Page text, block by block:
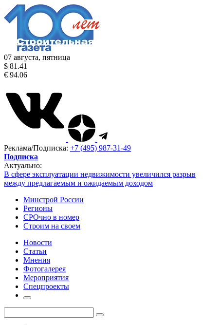
07 августа, пятница
$ 81.41
€ 94.06
Реклама/Подписка: +7 (495) 987-31-49
Подписка
Актуально:
В сфере эксплуатации недвижимости увеличился разрыв
между предлагаемым и ожидаемым доходом
Минстрой России
Регионы
СРОчно в номер
Строим на своем
Новости
Статьи
Мнения
Фотогалерея
Мероприятия
Спецпроекты